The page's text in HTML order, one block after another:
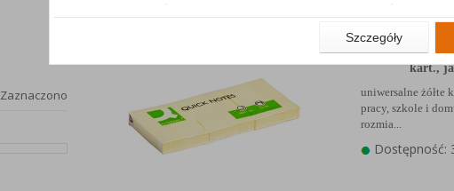
Zaznaczono
kart.,
uniwersalne żółte
pracy, szkole i
rozmia...
Dostępność:
W przypadku użytkowników zalogowanych, aby umożliwić
Państwem i związane z tym prawidłowe działanie naszej
wysłanie potwierdzenia zamówienia na Państwa email lub
informacji o promocjach czy cenach indywidualnych, ważna jest
której udzieliliście podczas zakładania konta.
Każda Państwa zgoda jest dobrowolna i można ją w dowolnym
Polityka prywatności (rozwiń)
Klauzula Informacyjna (rozwiń)
Szczegóły